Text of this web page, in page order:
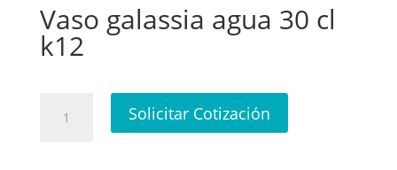
Vaso galassia agua 30 cl
k12
galassia
Solicitar Cotización